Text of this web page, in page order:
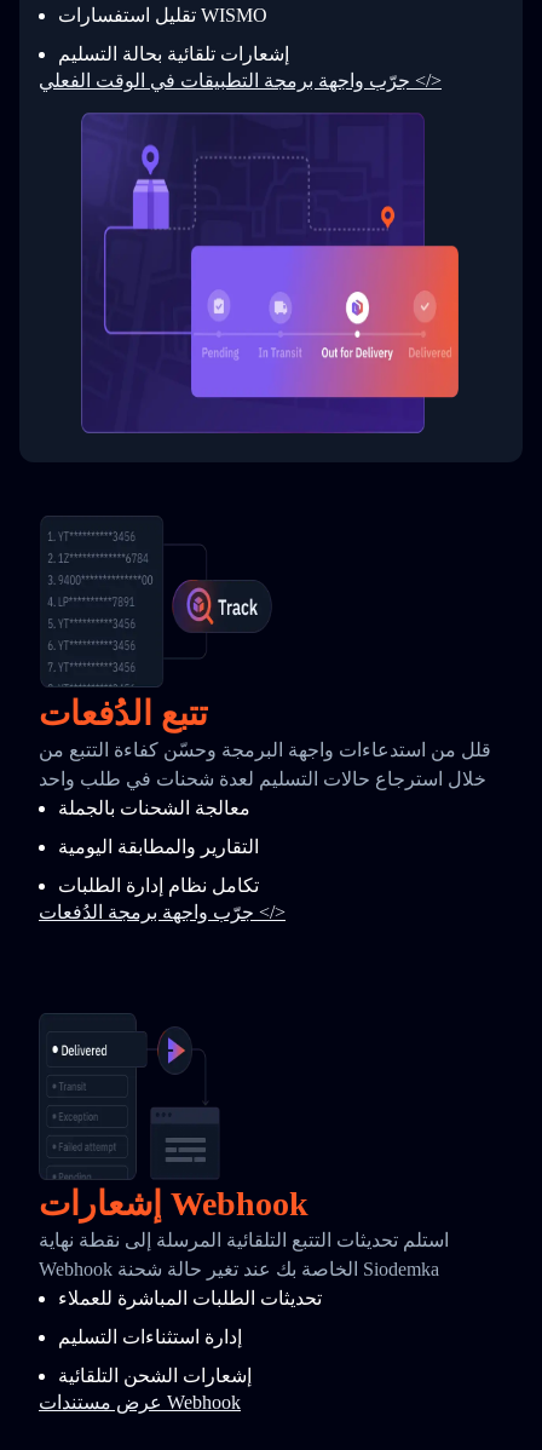
31
33
34
      }
  }
}
تقليل استفسارات WISMO
إشعارات تلقائية بحالة التسليم
جرّب واجهة برمجة التطبيقات في الوقت الفعلي </>
تتبع الدُفعات
قلل من استدعاءات واجهة البرمجة وحسّن كفاءة التتبع من
خلال استرجاع حالات التسليم لعدة شحنات في طلب واحد
معالجة الشحنات بالجملة
التقارير والمطابقة اليومية
تكامل نظام إدارة الطلبات
جرّب واجهة برمجة الدُفعات </>
إشعارات Webhook
استلم تحديثات التتبع التلقائية المرسلة إلى نقطة نهاية
Webhook الخاصة بك عند تغير حالة شحنة Siodemka
تحديثات الطلبات المباشرة للعملاء
إدارة استثناءات التسليم
إشعارات الشحن التلقائية
عرض مستندات Webhook